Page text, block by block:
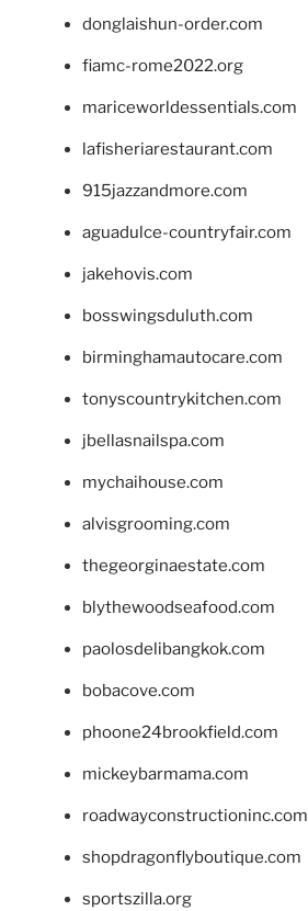
donglaishun-order.com
fiamc-rome2022.org
mariceworldessentials.com
lafisheriarestaurant.com
915jazzandmore.com
aguadulce-countryfair.com
jakehovis.com
bosswingsduluth.com
birminghamautocare.com
tonyscountrykitchen.com
jbellasnailspa.com
mychaihouse.com
alvisgrooming.com
thegeorginaestate.com
blythewoodseafood.com
paolosdelibangkok.com
bobacove.com
phoone24brookfield.com
mickeybarmama.com
roadwayconstructioninc.com
shopdragonflyboutique.com
sportszilla.org